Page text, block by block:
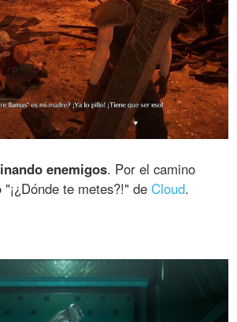
enemigos. Por el camino
"¡¿Dónde te metes?!" deCloud.